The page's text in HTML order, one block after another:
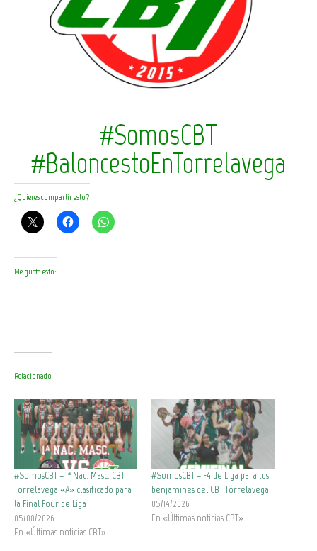
#SomosCBT
#BaloncestoEnTorrelavega
¿Quieres compartir esto?
Me gusta esto:
Relacionado
#SomosCBT – 1ª Nac. Masc. CBT
Torrelavega «A» clasificado para
la Final Four de Liga
05/08/2026
En «Últimas noticias CBT»
#SomosCBT – F4 de Liga para los
benjamines del CBT Torrelavega
05/14/2026
En «Últimas noticias CBT»